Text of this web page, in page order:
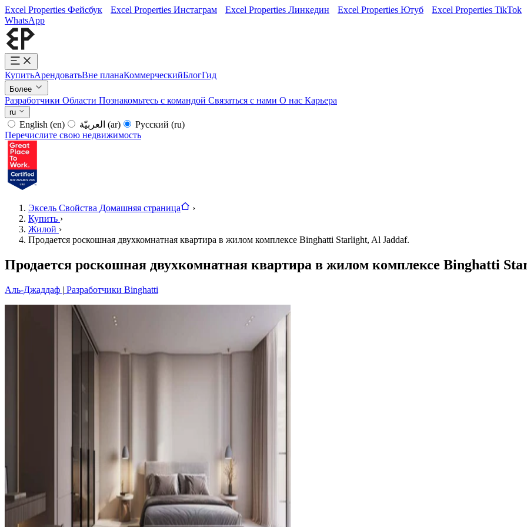
Excel Properties Фейсбук Excel Properties Инстаграм Excel Properties Линкедин Excel Properties Ютуб Excel Properties TikTok
WhatsApp
КупитьАрендоватьВне планаКоммерческийБлогГид
Более
Разработчики Области Познакомьтесь с командой Связаться с нами О нас Карьера
ru
English (en) (ar) Русский (ru)
Перечислите свою недвижимость
Эксель Свойства Домашняя страница
›
Купить ›
Жилой ›
Продается роскошная двухкомнатная квартира в жилом комплексе Binghatti Starlight, Al Jaddaf.
Продается роскошная двухкомнатная квартира в жилом комплексе Binghatti
Аль-Джаддаф | Разработчики Binghatti